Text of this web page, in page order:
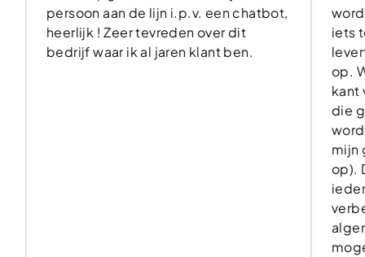
persoon aan de lijn i.p.v. een chatbot,
heerlijk ! Zeer tevreden over dit
bedrijf waar ik al jaren klant ben.
wordt de
iets te
levert
op. Wel
kant van
die
worden
mijn
op). Dat
ieder